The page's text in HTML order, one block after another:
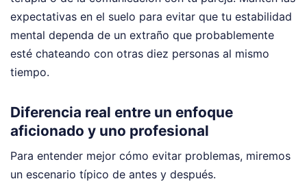
expectativas en el suelo para evitar que tu estabilidad
mental dependa de un extraño que probablemente
esté chateando con otras diez personas al mismo
tiempo.
Diferencia real entre un enfoque
aficionado y uno profesional
Para entender mejor cómo evitar problemas, miremos
un escenario típico de antes y después.